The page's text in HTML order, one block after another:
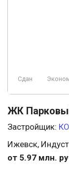
Сдан
ЖК
Застройщик:
Ижевск,
от 5.97 млн.